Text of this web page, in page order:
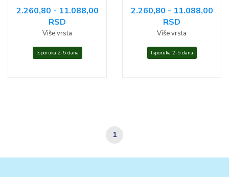
2.260,80 - 11.088,00
RSD
Više vrsta
Isporuka 2-5 dana
2.260,80 - 11.088,00
RSD
Više vrsta
Isporuka 2-5 dana
1